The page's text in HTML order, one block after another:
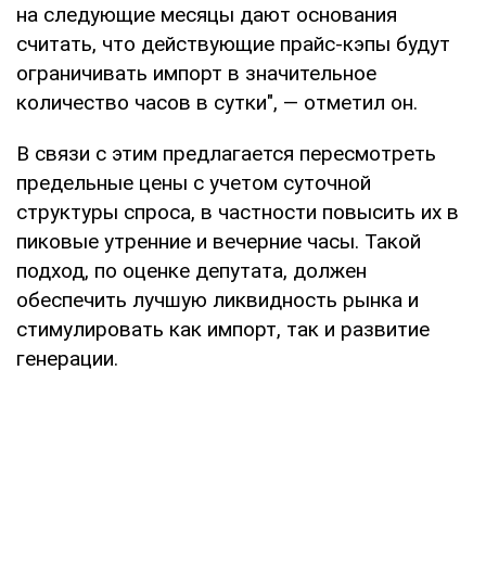
на следующие месяцы дают основания
считать, что действующие прайс-кэпы будут
ограничивать импорт в значительное
количество часов в сутки", — отметил он.
В связи с этим предлагается пересмотреть
предельные цены с учетом суточной
структуры спроса, в частности повысить их в
пиковые утренние и вечерние часы. Такой
подход, по оценке депутата, должен
обеспечить лучшую ликвидность рынка и
стимулировать как импорт, так и развитие
генерации.